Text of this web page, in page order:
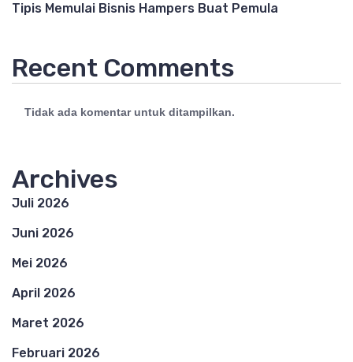
Tipis Memulai Bisnis Hampers Buat Pemula
Recent Comments
Tidak ada komentar untuk ditampilkan.
Archives
Juli 2026
Juni 2026
Mei 2026
April 2026
Maret 2026
Februari 2026